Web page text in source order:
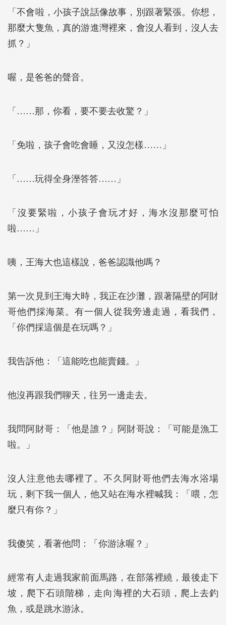
「不會啦，小孩子說話像故事，別跟著緊張。你想，
那麼大隻魚，真的游進灣裡來，會沒人看到，沒人去
抓？」
喔，是爸爸的聲音。
「……那，你看，要不要去收驚？」
「免啦，孩子會吃會睡，又沒怎樣……」
「……玩得全身溼答答……」
「沒要緊啦，小孩子會玩才好，海水沒那麼可怕
啦……」
咦，王海大也這樣說，爸爸認識他嗎？
第一次見到王海大時，我正在沙灘，跟著隔壁的阿財
哥他們採海菜。有一個人從我旁邊走過，看我們，
「你們採這個是在玩嗎？」
我告訴他：「這能吃也能賣錢。」
他沒再跟我們聊天，往另一邊走去。
我問阿財哥：「他是誰？」阿財哥說：「可能是漁工
啦。」
沒人注意他去哪裡了。不久阿財哥他們去海水浴場
玩，剩下我一個人，他又站在海水裡喊我：「喂，怎
麼只有你？」
我傻笑，看著他問：「你游泳喔？」
經常有人走過我家前面馬路，在部落裡繞，最後走下
坡，爬下石頭階梯，走向海裡的大石頭，爬上去釣
魚，或是跳水游泳。